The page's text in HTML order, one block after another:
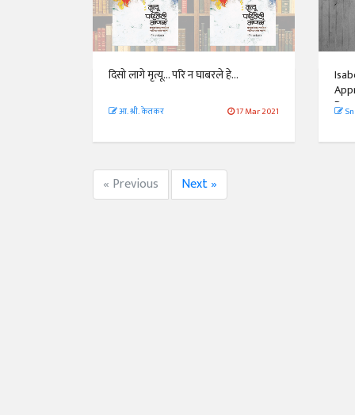
दिसो लागे मृत्यू... परि न घाबरले हे...
आ. श्री. केतकर 17 Mar 2021
« Previous Next »